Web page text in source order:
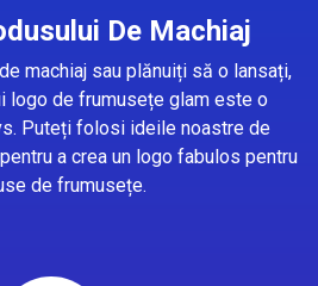
De Machiaj
machiaj sau plănuiți să o lansați,
logo de frumusețe glam este o
Puteți folosi ideile noastre de
a crea un logo fabulos pentru
de frumusețe.